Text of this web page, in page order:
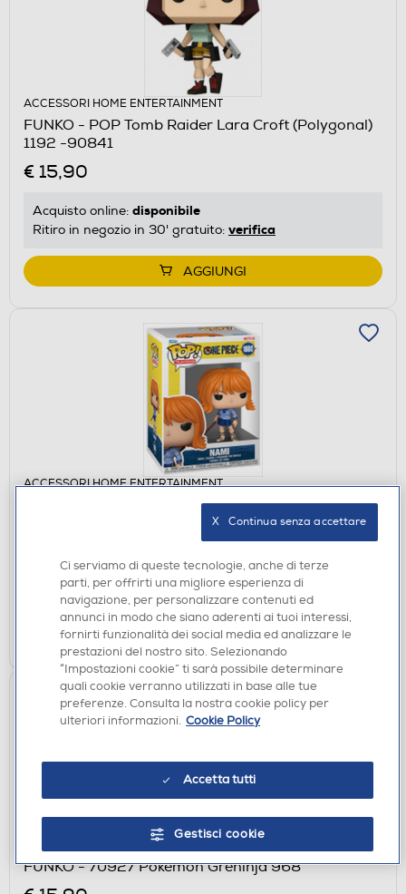
ACCESSORI HOME ENTERTAINMENT
FUNKO - POP Tomb Raider Lara Croft (Polygonal)
1192 -90841
€ 15,90
Acquisto online: disponibile
Ritiro in negozio in 30' gratuito: verifica
AGGIUNGI
ACCESSORI HOME ENTERTAINMENT
FUNKO - POP One Piece Nami 1880 - 75666
Acquisto online:disponibile
Ritiro in negozio in 30' gratuito: verifica
AGGIUNGI
ACCESSORI HOME ENTERTAINMENT
FUNKO - 70927 Pokemon Greninja 968
Ci serviamo di queste tecnologie, anche di terze
parti, per offrirti una migliore esperienza di
navigazione, per personalizzare contenuti ed
annunci in modo che siano aderenti ai tuoi interessi,
fornirti funzionalità dei social media ed analizzare le
prestazioni del nostro sito. Selezionando
“Impostazioni cookie” ti sarà possibile determinare
quali cookie verranno utilizzati in base alle tue
preferenze. Consulta la nostra cookie policy per
ulteriori informazioni. Cookie Policy
Accetta tutti
Gestisci cookie
X   Continua senza accettare